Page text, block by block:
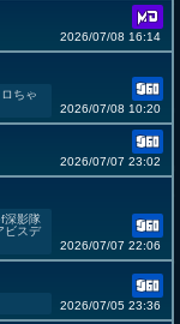
2026/07/08 16:14
ちゃ
2026/07/08 10:20
2026/07/07 23:02
深影隊
ビスデ
2026/07/07 22:06
2026/07/05 23:36